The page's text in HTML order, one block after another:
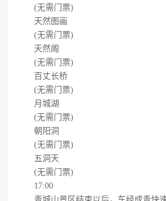
(无需门票)
天然图画
(无需门票)
天然阁
(无需门票)
百丈长桥
(无需门票)
月城湖
(无需门票)
朝阳洞
(无需门票)
五洞天
(无需门票)
17:00